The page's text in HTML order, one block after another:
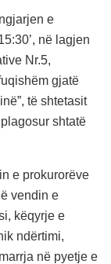
e
në lagjen
Nr.5,
gjatë
të shtetasit
shtatë
e prokurorëve
vendin e
këqyrje e
ndërtimi,
në pyetje e